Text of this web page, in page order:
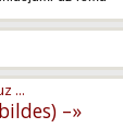
...
–»